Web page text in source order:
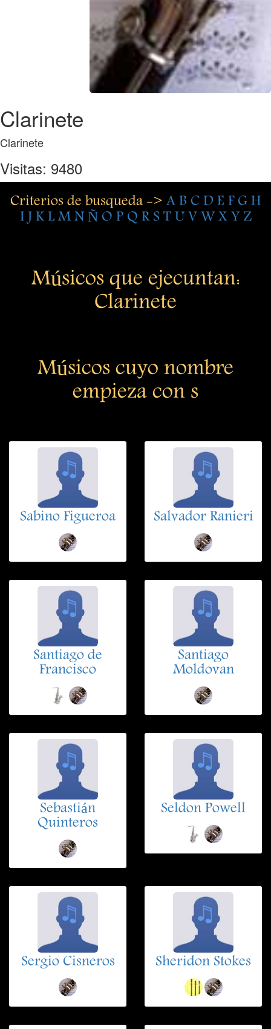
Clarinete
Clarinete
Visitas: 9480
Criterios de busqueda -> A B C D E F G H
I J K L M N Ñ O P Q R S T U V W X Y Z
Músicos que ejecuntan:
Clarinete
Músicos cuyo nombre
empieza con s
Sabino Figueroa Salvador Ranieri
Santiago de
Francisco
Santiago
Moldovan
Sebastián
Quinteros
Seldon Powell
Sergio Cisneros Sheridon Stokes